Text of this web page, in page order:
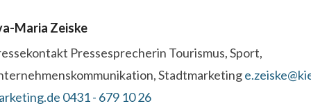
Maria Zeiske
Pressesprecherin Tourismus, Sport,
Stadtmarketing
0431 - 679 10 26